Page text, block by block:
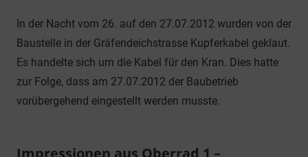
In der Nacht vom 26. auf den 27.07.2012 wurden von der
Baustelle in der Gräfendeichstrasse Kupferkabel geklaut.
Es handelte sich um die Kabel für den Kran. Dies hatte
zur Folge, dass am 27.07.2012 der Baubetrieb
vorübergehend eingestellt werden musste.
Impressionen aus Oberrad 1 –